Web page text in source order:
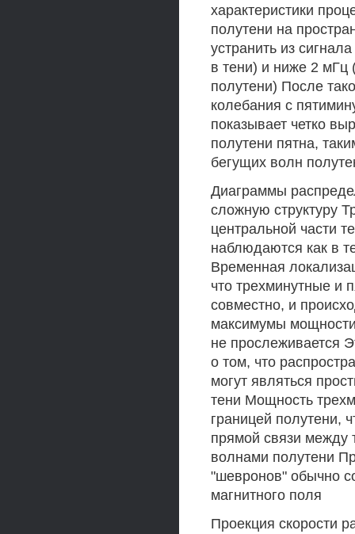
характеристики
полутени на
устранить из
в тени) и ниже 2
полутени) После
колебания с
показывает четко
полутени пятна,
бегущих волн
Диаграммы
сложную структуру
центральной части
наблюдаются как в
Временная
что трехминутные и
совместно, и
максимумы
не прослеживается
о том, что
могут являться
тени Мощность
границей полутени,
прямой связи между
волнами полутени
"шевронов" обычно
магнитного поля
Проекция скорости